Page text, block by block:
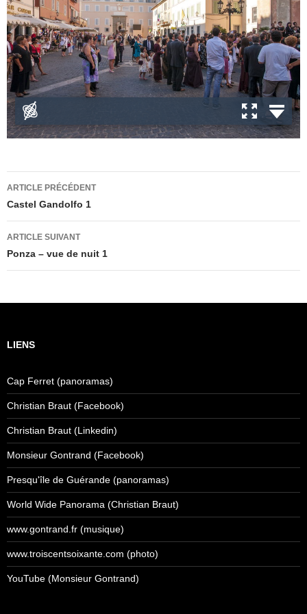
Navigation
des
articles
ARTICLE PRÉCÉDENT
Castel Gandolfo 1
ARTICLE SUIVANT
Ponza – vue de nuit 1
LIENS
Cap Ferret (panoramas)
Christian Braut (Facebook)
Christian Braut (Linkedin)
Monsieur Gontrand (Facebook)
Presqu'île de Guérande (panoramas)
World Wide Panorama (Christian Braut)
www.gontrand.fr (musique)
www.troiscentsoixante.com (photo)
YouTube (Monsieur Gontrand)